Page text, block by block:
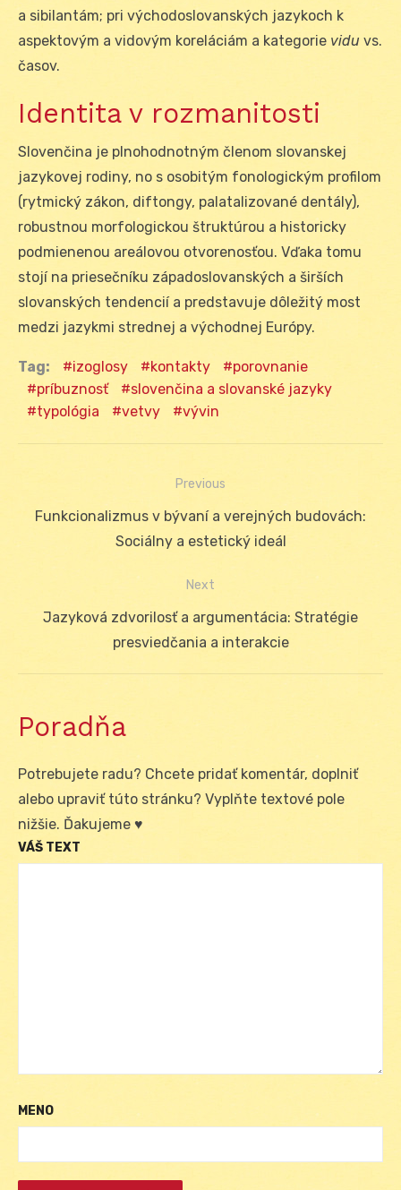
a sibilantám; pri východoslovanských jazykoch k
aspektovým a vidovým koreláciám a kategorie vidu vs.
časov.
Identita v rozmanitosti
Slovenčina je plnohodnotným členom slovanskej
jazykovej rodiny, no s osobitým fonologickým profilom
(rytmický zákon, diftongy, palatalizované dentály),
robustnou morfologickou štruktúrou a historicky
podmienenou areálovou otvorenosťou. Vďaka tomu
stojí na priesečníku západoslovanských a širších
slovanských tendencií a predstavuje dôležitý most
medzi jazykmi strednej a východnej Európy.
Tag: izoglosy kontakty
porovnanie
príbuznosť
slovenčina a slovanské jazyky
typológia
vetvy vývin
Navigácia
Previous
Previous
Funkcionalizmus v bývaní a verejných budovách:
Sociálny a estetický ideál
Next
Next
Jazyková zdvorilosť a argumentácia: Stratégie
presviedčania a interakcie
Poradňa
Potrebujete radu? Chcete pridať komentár, doplniť
alebo upraviť túto stránku? Vyplňte textové pole
nižšie. Ďakujeme ♥
VÁŠ TEXT
MENO